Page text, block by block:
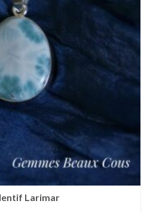
Larimar